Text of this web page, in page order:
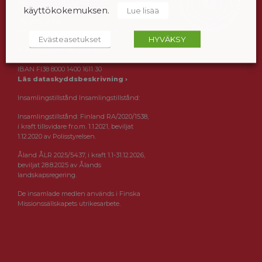
Kontonummer: Danske Bank
IBAN FI38 8000 1400 1611 30
Läs dataskyddsbeskrivning ›
Insamlingstillstånd Insamlingstillstånd:
Insamlingstillstånd: Finland RA/2020/1538,
i kraft tillsvidare fr.o.m. 1.1.2021, beviljat
1.12.2020 av Polisstyrelsen.
Åland ÅLR 2025/5437, i kraft 1.1-31.12.2026,
beviljat 28.8.2025 av Ålands
landskapsregering.
De insamlade medlen används i Finska
Missionssällskapets utrikesarbete.
käyttökokemuksen. Lue lisää
Evästeasetukset HYVÄKSY